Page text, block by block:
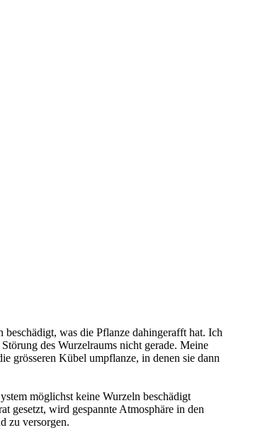
was die Pflanze dahingerafft hat. Ich
des Wurzelraums nicht gerade. Meine
grösseren Kübel umpflanze, in denen sie dann
möglichst keine Wurzeln beschädigt
gesetzt, wird gespannte Atmosphäre in den
zu versorgen.